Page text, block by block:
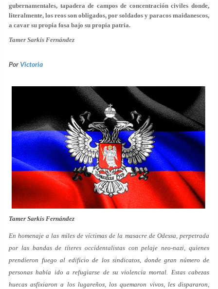
gubernamentales, tapadera de campos de concentración civiles donde,
literalmente, los reos son obligados, por soldados y paracos maidanescos,
a cavar su propia fosa bajo su propia patria.
Tamer Sarkis Fernández
PorVictoria
Tamer Sarkis Fernández
En homenaje a las miles de víctimas de la masacre de Odessa, perpetrada
por las bandas de títeres occidentalistas con pelaje neo-nazi, quienes
prendieron fuego al edificio de los sindicatos, donde gran número de
personas había ido a refugiarse de su violencia mortal. Estas cabezas
huecas asfixiaron a los lugareños, los quemaron vivos, les dispararon,